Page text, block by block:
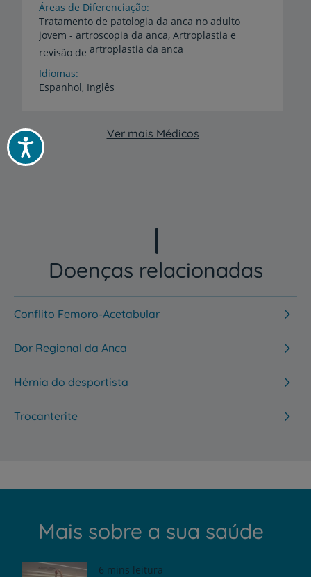
Acessibilidade
Áreas de Diferenciação
Tratamento de patologia da anca no adulto
jovem - artroscopia da anca, Artroplastia e
revisão de artroplastia da anca
Idiomas
Espanhol, Inglês
Ver mais Médicos
Doenças relacionadas
Conflito Femoro-Acetabular
Dor Regional da Anca
Hérnia do desportista
Trocanterite
Mais sobre a sua saúde
6 mins leitura